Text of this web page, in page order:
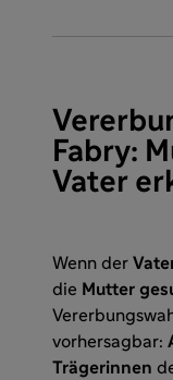
Fabry:
Vater
Wenn der
die Mutter
vorhersagbar:
Trägerinnen